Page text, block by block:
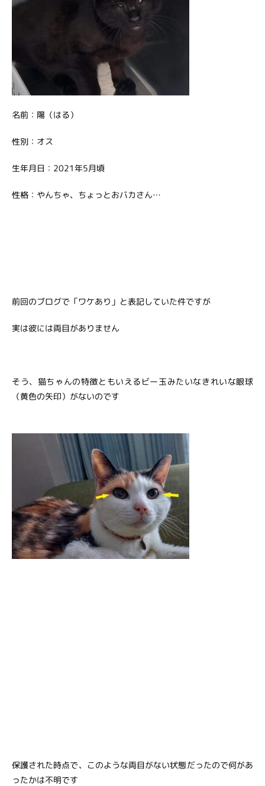
名前：陽（はる）
性別：オス
生年月日：2021年5月頃
性格：やんちゃ、ちょっとおバカさん…
前回のブログで「ワケあり」と表記していた件ですが
実は彼には両目がありません
そう、猫ちゃんの特徴ともいえるビー玉みたいなきれいな眼球
（黄色の矢印）がないのです
保護された時点で、このような両目がない状態だったので何があ
ったかは不明です